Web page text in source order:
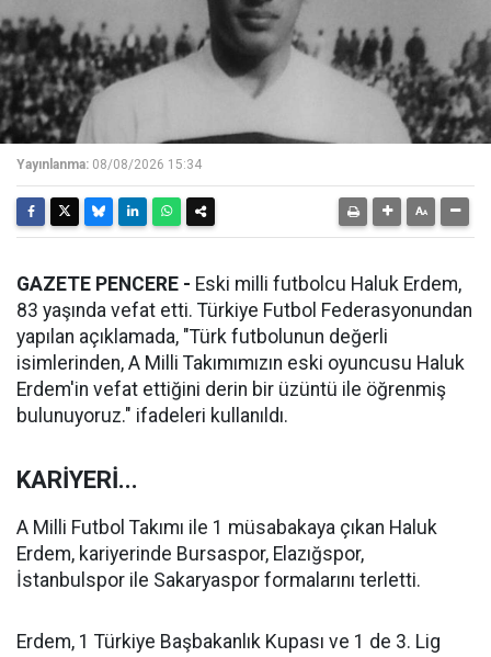
Yayınlanma: 08/08/2026 15:34
GAZETE PENCERE - Eski milli futbolcu Haluk Erdem,
83 yaşında vefat etti. Türkiye Futbol Federasyonundan
yapılan açıklamada, "Türk futbolunun değerli
isimlerinden, A Milli Takımımızın eski oyuncusu Haluk
Erdem'in vefat ettiğini derin bir üzüntü ile öğrenmiş
bulunuyoruz." ifadeleri kullanıldı.
KARİYERİ...
A Milli Futbol Takımı ile 1 müsabakaya çıkan Haluk
Erdem, kariyerinde Bursaspor, Elazığspor,
İstanbulspor ile Sakaryaspor formalarını terletti.
Erdem, 1 Türkiye Başbakanlık Kupası ve 1 de 3. Lig